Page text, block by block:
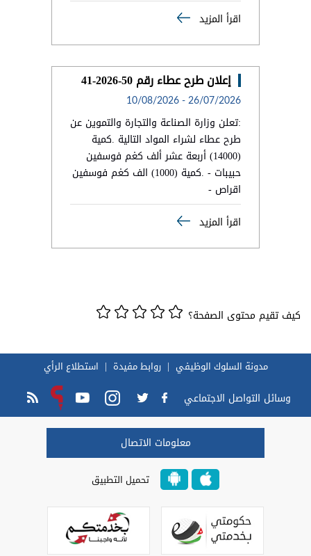
اقرأ المزيد
إعلان طرح عطاء رقم 50-2026-41
26/07/2026
-
10/08/2026
:تعلن وزارة الصناعة والتجارة والتموين عن
طرح عطاء لشراء المواد التالية .كمية
(14000) أربعة عشر ألف كغم فوسفين
حبيبات - .كمية (1000) الف كغم فوسفين
اقراص -
اقرأ المزيد
كيف تقيم محتوى الصفحة؟
مدونة السلوك الوظيفي روابط مفيدة استطلاع الرأي
وسائل التواصل الاجتماعي
معلومات الاتصال
تحميل التطبيق